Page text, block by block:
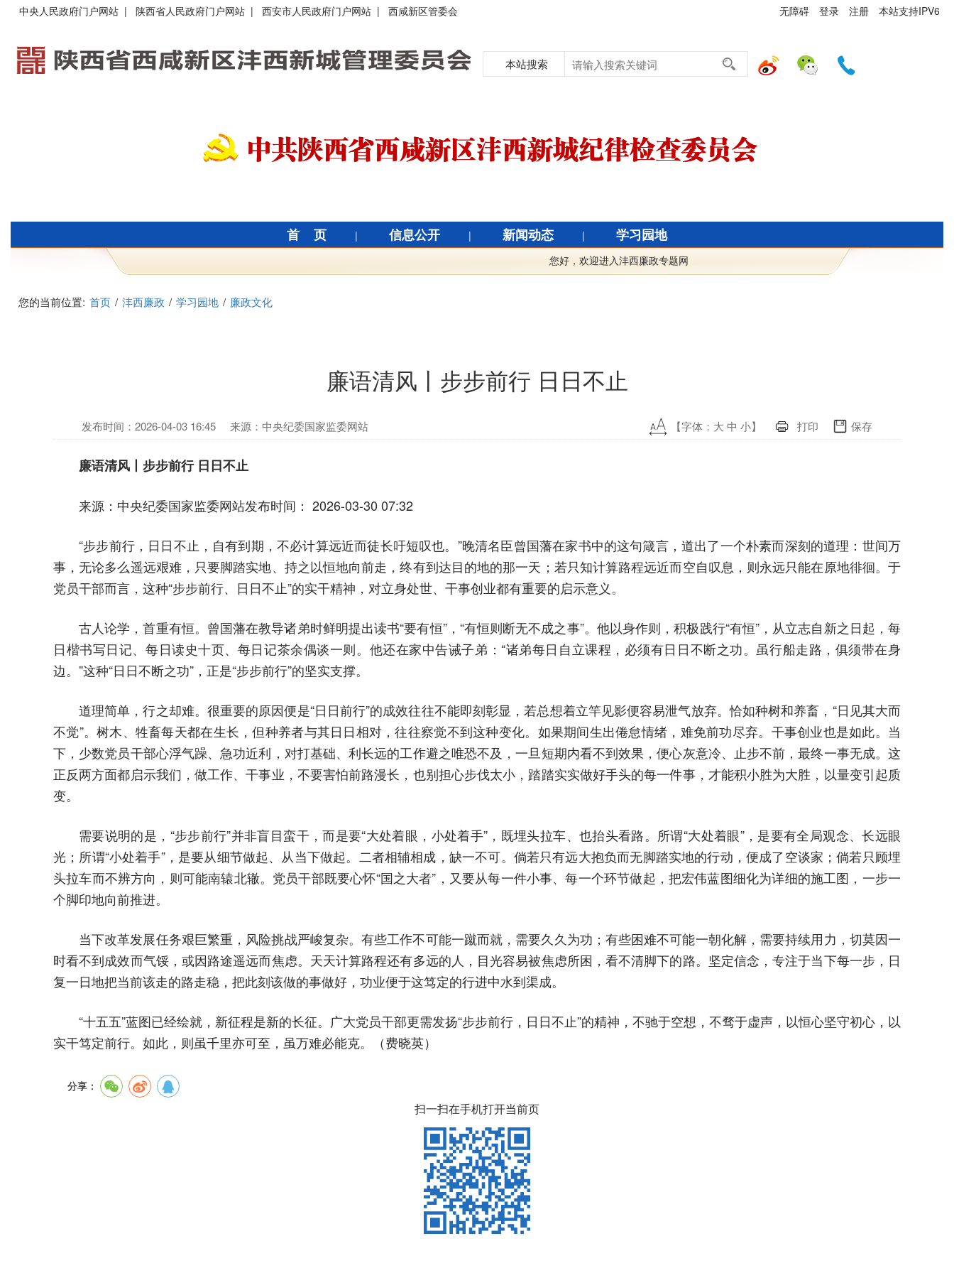
无障碍 登录 注册 本站支持IPV6
中央人民政府门户网站 | 陕西省人民政府门户网站 | 西安市人民政府门户网站 | 西咸新区管委会
本站搜索
首 页 | 信息公开 | 新闻动态 | 学习园地
您好，欢迎进入沣西廉政专题网！今天是 2026年8月7日 星期五 请调整您的计算机日期!
您的当前位置: 首页 / 沣西廉政 / 学习园地 / 廉政文化
廉语清风丨步步前行 日日不止
发布时间：2026-04-03 16:45 来源：中央纪委国家监委网站 【字体： 大 中 小】 打印 保存
廉语清风丨步步前行 日日不止
来源：中央纪委国家监委网站发布时间： 2026-03-30 07:32
“步步前行，日日不止，自有到期，不必计算远近而徒长吁短叹也。”晚清名臣曾国藩在家书中的这句箴言，道出了一个朴素而深刻的道理：世间万
事，无论多么遥远艰难，只要脚踏实地、持之以恒地向前走，终有到达目的地的那一天；若只知计算路程远近而空自叹息，则永远只能在原地徘徊。于
党员干部而言，这种“步步前行、日日不止”的实干精神，对立身处世、干事创业都有重要的启示意义。
古人论学，首重有恒。曾国藩在教导诸弟时鲜明提出读书“要有恒”，“有恒则断无不成之事”。他以身作则，积极践行“有恒”，从立志自新之日起，每
日楷书写日记、每日读史十页、每日记茶余偶谈一则。他还在家中告诫子弟：“诸弟每日自立课程，必须有日日不断之功。虽行船走路，俱须带在身
边。”这种“日日不断之功”，正是“步步前行”的坚实支撑。
道理简单，行之却难。很重要的原因便是“日日前行”的成效往往不能即刻彰显，若总想着立竿见影便容易泄气放弃。恰如种树和养畜，“日见其大而
不觉”。树木、牲畜每天都在生长，但种养者与其日日相对，往往察觉不到这种变化。如果期间生出倦怠情绪，难免前功尽弃。干事创业也是如此。当
下，少数党员干部心浮气躁、急功近利，对打基础、利长远的工作避之唯恐不及，一旦短期内看不到效果，便心灰意冷、止步不前，最终一事无成。这
正反两方面都启示我们，做工作、干事业，不要害怕前路漫长，也别担心步伐太小，踏踏实实做好手头的每一件事，才能积小胜为大胜，以量变引起质
变。
需要说明的是，“步步前行”并非盲目蛮干，而是要“大处着眼，小处着手”，既埋头拉车、也抬头看路。所谓“大处着眼”，是要有全局观念、长远眼
光；所谓“小处着手”，是要从细节做起、从当下做起。二者相辅相成，缺一不可。倘若只有远大抱负而无脚踏实地的行动，便成了空谈家；倘若只顾埋
头拉车而不辨方向，则可能南辕北辙。党员干部既要心怀“国之大者”，又要从每一件小事、每一个环节做起，把宏伟蓝图细化为详细的施工图，一步一
个脚印地向前推进。
当下改革发展任务艰巨繁重，风险挑战严峻复杂。有些工作不可能一蹴而就，需要久久为功；有些困难不可能一朝化解，需要持续用力，切莫因一
时看不到成效而气馁，或因路途遥远而焦虑。天天计算路程还有多远的人，目光容易被焦虑所困，看不清脚下的路。坚定信念，专注于当下每一步，日
复一日地把当前该走的路走稳，把此刻该做的事做好，功业便于这笃定的行进中水到渠成。
“十五五”蓝图已经绘就，新征程是新的长征。广大党员干部更需发扬“步步前行，日日不止”的精神，不驰于空想，不骛于虚声，以恒心坚守初心，以
实干笃定前行。如此，则虽千里亦可至，虽万难必能克。（费晓英）
分享：
扫一扫在手机打开当前页